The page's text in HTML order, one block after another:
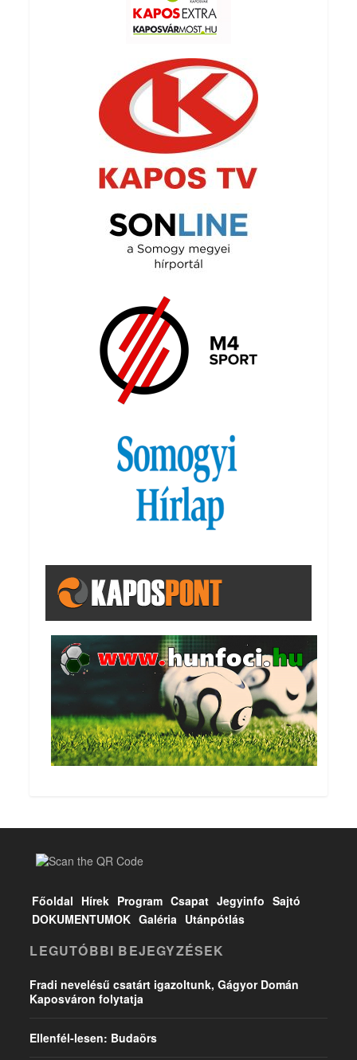
Főoldal Hírek Program Csapat Jegyinfo Sajtó
DOKUMENTUMOK Galéria Utánpótlás
LEGUTÓBBI BEJEGYZÉSEK
Fradi nevelésű csatárt igazoltunk, Gágyor Domán
Kaposváron folytatja
Ellenfél-lesen: Budaörs